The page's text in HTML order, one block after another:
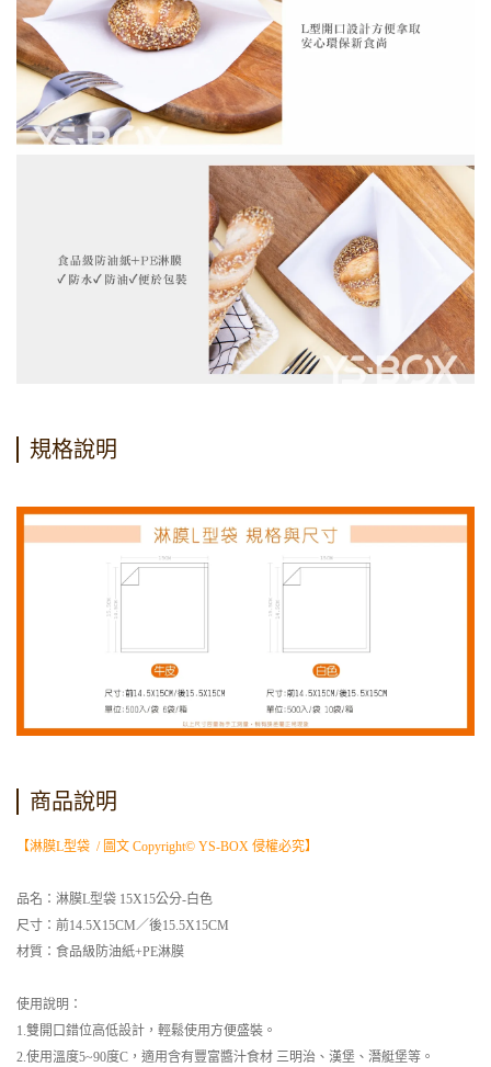
規格說明
商品說明
【淋膜L型袋 / 圖文 Copyright© YS-BOX 侵權必究】
品名：淋膜L型袋 15X15公分-白色
尺寸：前14.5X15CM／後15.5X15CM
材質：食品級防油紙+PE淋膜
使用說明：
1.雙開口錯位高低設計，輕鬆使用方便盛裝。
2.使用溫度5~90度C，適用含有豐富醬汁食材 三明治、漢堡、潛艇堡等。